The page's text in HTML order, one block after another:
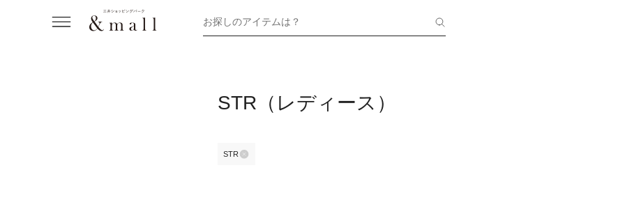
お探しのアイテムは？
STR（レディース）
STR